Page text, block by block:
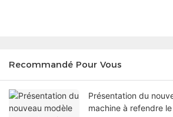
Recommandé Pour Vous
Présentation du
machine à refendre